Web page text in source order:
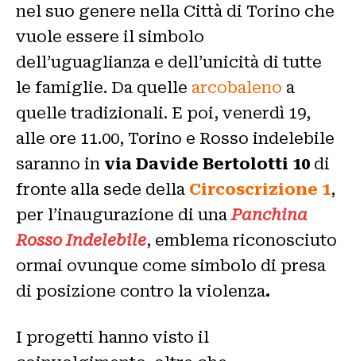
nel suo genere nella Città di Torino che
vuole essere il simbolo
dell’uguaglianza e dell’unicità di tutte
le famiglie. Da quelle arcobaleno a
quelle tradizionali. E poi, venerdì 19,
alle ore 11.00, Torino e Rosso indelebile
saranno in via Davide Bertolotti 10 di
fronte alla sede della Circoscrizione 1,
per l’inaugurazione di unaPanchina
Rosso Indelebile, emblema riconosciuto
ormai ovunque come simbolo di presa
di posizione contro la violenza.
I progetti hanno visto il